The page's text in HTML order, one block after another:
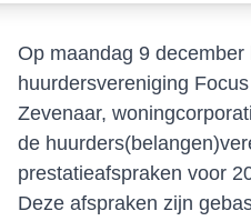
Op maandag 9
huurdersvereniging
Zevenaar,
de
prestatieafspraken voor
Deze afspraken zijn